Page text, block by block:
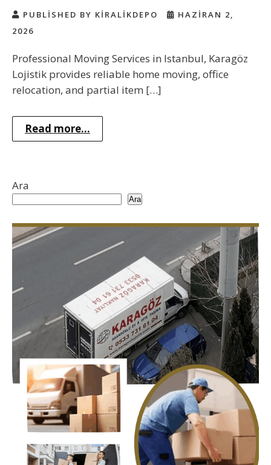
PUBLISHED BY KIRALIKDEPO
HAZIRAN 2,
2026
Professional Moving Services in Istanbul, Karagöz
Lojistik provides reliable home moving, office
relocation, and partial item […]
Read more...
Ara
Ara